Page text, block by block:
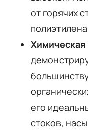
от горячих
Химическая
его
стоков,